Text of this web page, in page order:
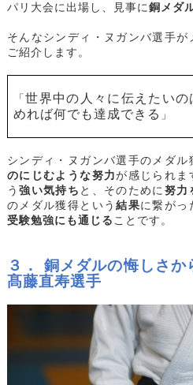
パリ大会に出場し、見事に 銅メダ
そんなシンディ・ヌガンバ選手
ご紹介します。
「世界中の人々に伝えたい
めれば何でも達成できる 」
シンディ・ヌガンバ選手のメダル
のにじむような努力が感じられま
う強い気持ち と、そのために 努力
のメダル獲得という結果に繋がっ
受験勉強にも通じる ことです。
３． 銅メダルの悔しさ
髙藤直寿選手